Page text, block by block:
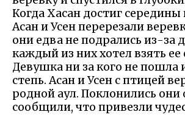
Когда Хасан достиг середины
Асан и Усен перерезали
они едва не подрались из-за
каждый из них хотел взять ее
Девушка ни за кого не пошла
степь. Асан и Усен с птицей
родной аул. Поклонились они
сообщили, что привезли